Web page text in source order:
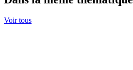
Voir tous